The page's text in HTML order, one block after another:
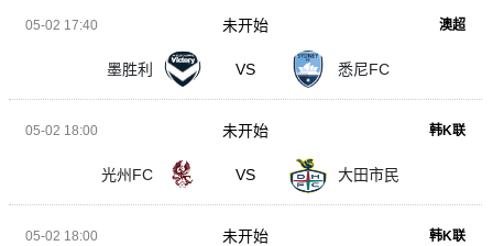
05-02 17:40 澳超
墨胜利 VS 悉尼FC
未开始
05-02 18:00 韩K联
光州FC VS 大田市民
未开始
05-02 18:00 韩K联
未开始